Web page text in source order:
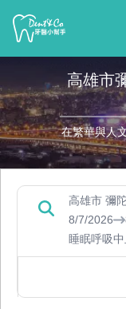
高雄市
在繁華與人
高雄市 彌
8/7/2026
睡眠呼吸